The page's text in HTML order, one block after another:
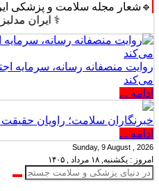
🔹شعار مجله سلامت و پزشکی
⚕️ ایران مدلبز؛ پلی
روایت منصفانه رسانه، سرمایه
می‌کند
ادامه ...
خبرنگاران سلامت؛ راویان
ادامه ...
Sunday, 9 August , 2026
امروز : یکشنبه, ۱۸ مرداد , ۱۴۰۵